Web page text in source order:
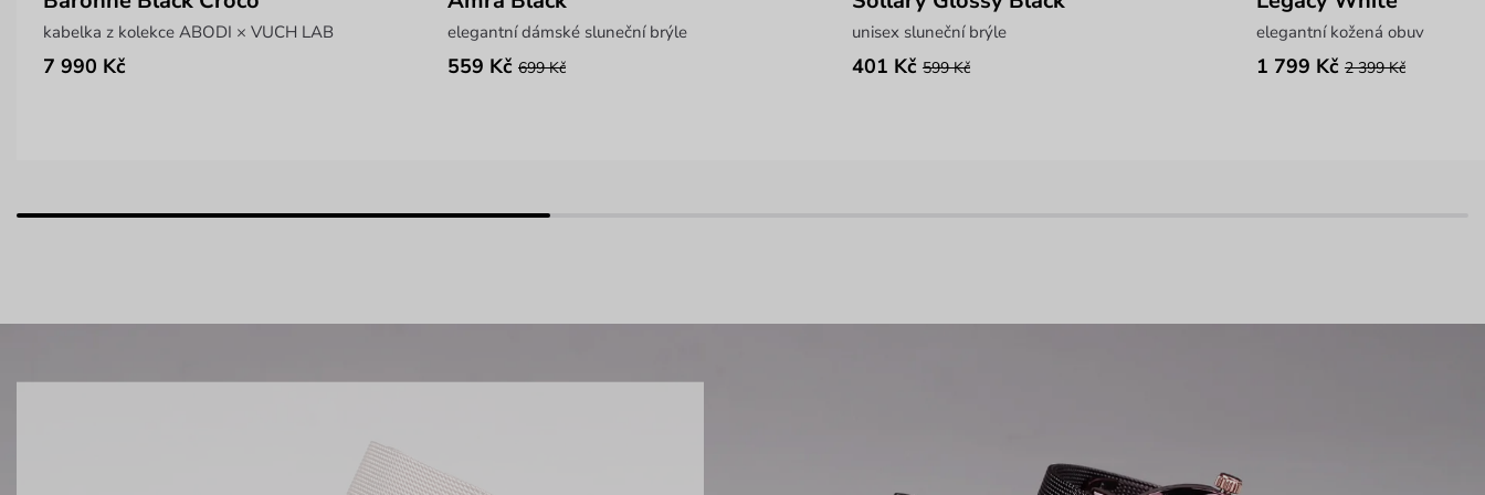
kabelka z kolekce ABODI × VUCH LAB
7 990 Kč
elegantní dámské sluneční brýle
559 Kč 699 Kč
unisex sluneční brýle
401 Kč 599 Kč
elegantní kožená obuv
1 799 Kč 2 399 Kč